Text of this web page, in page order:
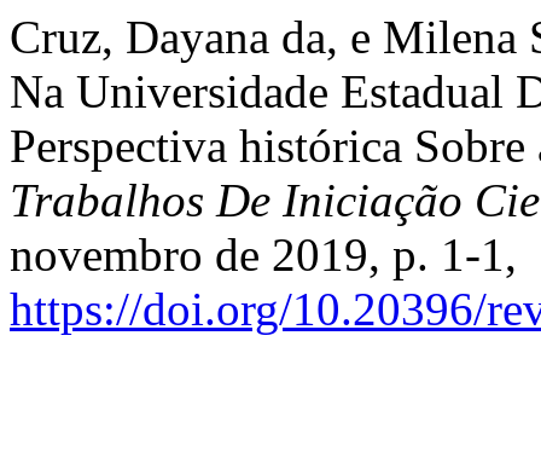
Cruz, Dayana da, e Milena
Na Universidade Estadual
Perspectiva histórica
Trabalhos De Iniciação
novembro de 2019, p. 1-1,
https://doi.org/10.20396/